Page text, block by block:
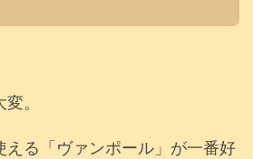
。
える「ヴァンポール」が一番好